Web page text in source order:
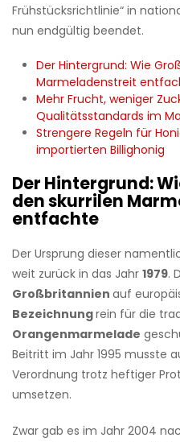
Frühstücksrichtlinie“ in
nun endgültig beendet.
Der Hintergrund: Wie
Marmeladenstreit
Mehr Frucht, weniger
Qualitätsstandards im
Strengere Regeln für
importierten Billighonig
Der Hintergrund:
den skurrilen
entfachte
Der Ursprung dieser
weit zurück in das Jahr 1979.
Großbritannien auf
Bezeichnungrein für die
Orangenmarmelade
Beitritt im Jahr 1995 musste
Verordnung trotz heftiger
umsetzen.
Zwar gab es im Jahr 2004